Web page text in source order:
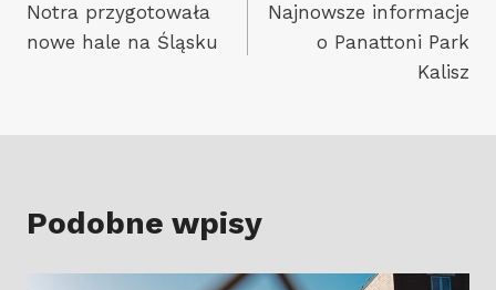
wpisu
Notra przygotowała
nowe hale na Śląsku
Najnowsze informacje
o Panattoni Park
Kalisz
Podobne wpisy